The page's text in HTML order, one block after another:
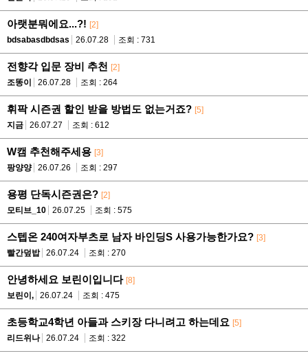
아랫분뭐에요...?! [2]
bdsabasdbdsas
26.07.28 조회 : 731
전향각 입문 장비 추천 [2]
조똥이
26.07.28 조회 : 264
휘팍 시즌권 할인 받을 방법도 없는거죠? [5]
지금
26.07.27 조회 : 612
W캠 추천해주세용 [3]
팡양양
26.07.26 조회 : 297
용평 단독시즌권은? [2]
모티브_10
26.07.25 조회 : 575
스텝온 240여자부츠로 남자 바인딩S 사용가능한가요? [3]
빨간덮밥
26.07.24 조회 : 270
안녕하세요 보린이입니다 [8]
보린이,
26.07.24 조회 : 475
초등학교4학년 아들과 스키장 다니려고 하는데요 [5]
리드위나
26.07.24 조회 : 322